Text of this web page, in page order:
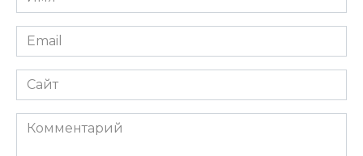
*
Email
*
Сайт
Комментарий